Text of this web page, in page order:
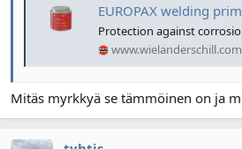
EUROPAX welding
Protection against
www.wielanderschill.com
Mitäs myrkkyä se tämmöinen on ja